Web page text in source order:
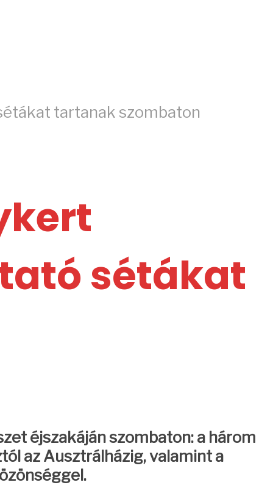
tartanak szombaton
sétákat
éjszakáján szombaton: a három
az Ausztrálházig, valamint a